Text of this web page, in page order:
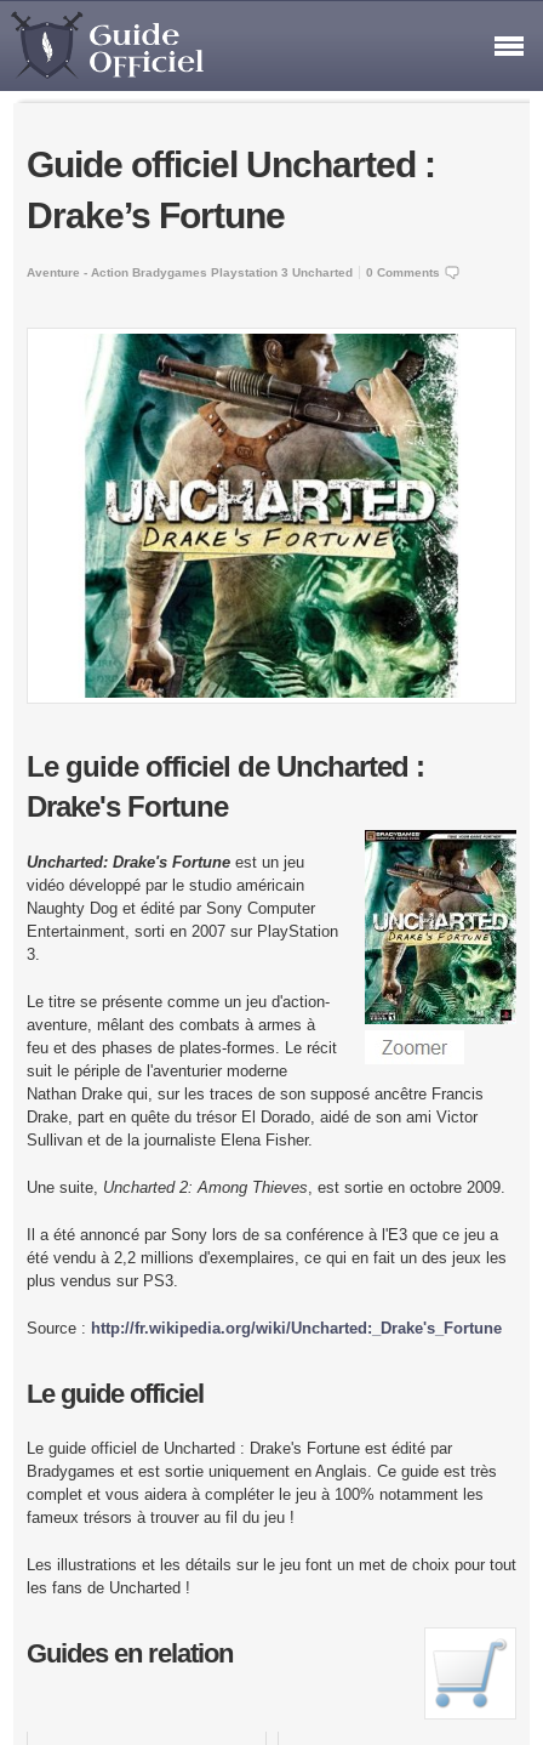
Guide officiel Uncharted :
Drake’s Fortune
Aventure - Action Bradygames Playstation 3 Uncharted 0 Comments
Le guide officiel de Uncharted :
Drake's Fortune
Uncharted: Drake's Fortuneest un jeu
vidéo développé par le studio américain
Naughty Dog et édité par Sony Computer
Entertainment, sorti en 2007 sur PlayStation
3.
Le titre se présente comme un jeu d'action-
aventure, mêlant des combats à armes à
feu et des phases de plates-formes. Le récit
suit le périple de l'aventurier moderne
Nathan Drake qui, sur les traces de son supposé ancêtre Francis
Drake, part en quête du trésor El Dorado, aidé de son ami Victor
Sullivan et de la journaliste Elena Fisher.
Une suite, Uncharted 2: Among Thieves, est sortie en octobre 2009.
Il a été annoncé par Sony lors de sa conférence à l'E3 que ce jeu a
été vendu à 2,2 millions d'exemplaires, ce qui en fait un des jeux les
plus vendus sur PS3.
Source : http://fr.wikipedia.org/wiki/Uncharted:_Drake's_Fortune
Le guide officiel
Le guide officiel de Uncharted : Drake's Fortune est édité par
Bradygames et est sortie uniquement en Anglais. Ce guide est très
complet et vous aidera à compléter le jeu à 100% notamment les
fameux trésors à trouver au fil du jeu !
Les illustrations et les détails sur le jeu font un met de choix pour tout
les fans de Uncharted !
Guides en relation